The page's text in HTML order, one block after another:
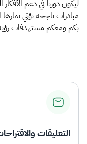
ليكون دورنا في دعم
مبادرات ناجحة تؤتي
بكم ومعكم مستهدفات رؤية
التعليقات